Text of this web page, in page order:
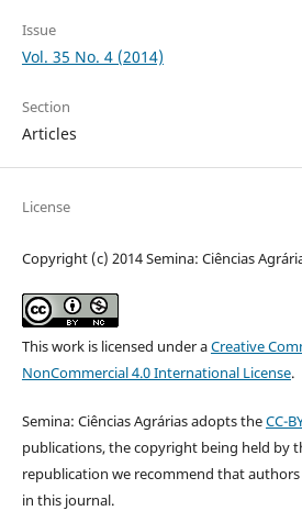
Issue
Vol. 35 No. 4 (2014)
Section
Articles
License
Copyright (c) 2014 Semina: Ciências
This work is licensed under aCreative
NonCommercial 4.0 International License.
Semina: Ciências Agrárias adopts theCC-
publications, the copyright being held by
republication we recommend that
in this journal.